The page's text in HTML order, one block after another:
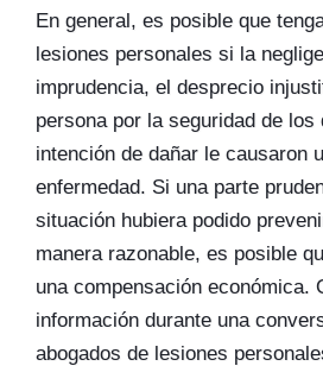
En general, es posible que
lesiones personales si la
imprudencia, el desprecio
persona por la seguridad de los
intención de dañar le causaron
enfermedad. Si una parte
situación hubiera podido
manera razonable, es posible
una compensación económica.
información durante una
abogados de lesiones